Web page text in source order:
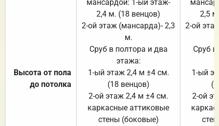
Высота от пола
до потолка
мансардой: 1-ый этаж-
2,4 м. (18 венцов)
2-ой этаж (мансарда)- 2,3
м.
Сруб в полтора и два
этажа:
1-ый этаж 2,4 м ±4 см.
(18 венцов)
2-ой этаж 2,4 м ±4 см.
каркасные аттиковые
стены (боковые)
2,5
2-ой
Сруб
1-ый
2-ой